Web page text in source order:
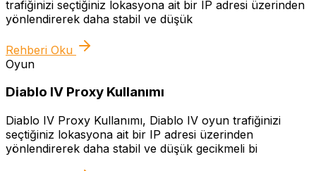
trafiğinizi seçtiğiniz lokasyona ait bir IP adresi üzerinden
yönlendirerek daha stabil ve düşük
Rehberi Oku
Oyun
Diablo IV Proxy Kullanımı
Diablo IV Proxy Kullanımı, Diablo IV oyun trafiğinizi
seçtiğiniz lokasyona ait bir IP adresi üzerinden
yönlendirerek daha stabil ve düşük gecikmeli bi